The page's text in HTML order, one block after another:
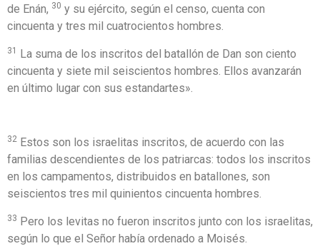
de Enán, 30 y su ejército, según el censo, cuenta con
cincuenta y tres mil cuatrocientos hombres.
31 La suma de los inscritos del batallón de Dan son ciento
cincuenta y siete mil seiscientos hombres. Ellos avanzarán
en último lugar con sus estandartes».
32 Estos son los israelitas inscritos, de acuerdo con las
familias descendientes de los patriarcas: todos los inscritos
en los campamentos, distribuidos en batallones, son
seiscientos tres mil quinientos cincuenta hombres.
33 Pero los levitas no fueron inscritos junto con los israelitas,
según lo que el Señor había ordenado a Moisés.